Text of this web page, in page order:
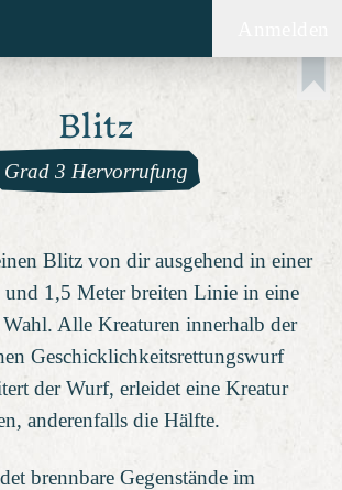
Blitz
Grad 3 Hervorrufung
Blitz von dir ausgehend in einer
und 1,5 Meter breiten Linie in eine
Alle Kreaturen innerhalb der
Geschicklichkeitsrettungswurf
der Wurf, erleidet eine Kreatur
anderenfalls die Hälfte.
brennbare Gegenstände im